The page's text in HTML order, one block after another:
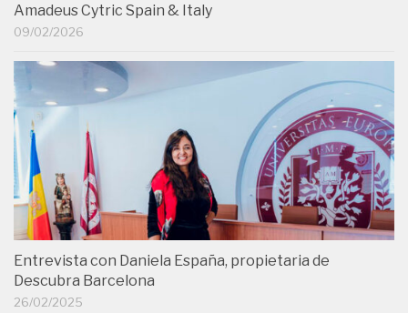
Amadeus Cytric Spain & Italy
09/02/2026
Entrevista con Daniela España, propietaria de
Descubra Barcelona
26/02/2025